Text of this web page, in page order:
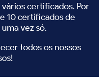
certificados. Por
10 certificados de
vez só.
todos os nossos